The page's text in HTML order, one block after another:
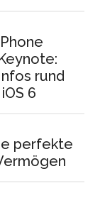
rund
6
perfekte